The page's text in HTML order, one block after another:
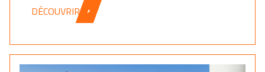
DÉCOUVRIR